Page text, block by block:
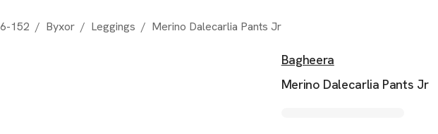
152 / Byxor / Leggings / Merino Dalecarlia Pants Jr
Bagheera
Merino Dalecarlia Pants Jr